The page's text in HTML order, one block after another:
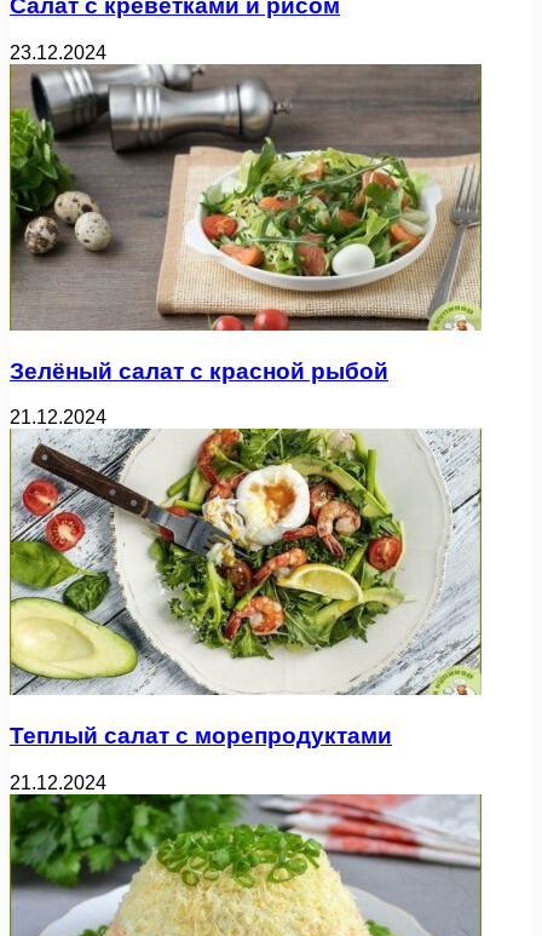
Салат с креветками и рисом
23.12.2024
Зелёный салат с красной рыбой
21.12.2024
Теплый салат с морепродуктами
21.12.2024